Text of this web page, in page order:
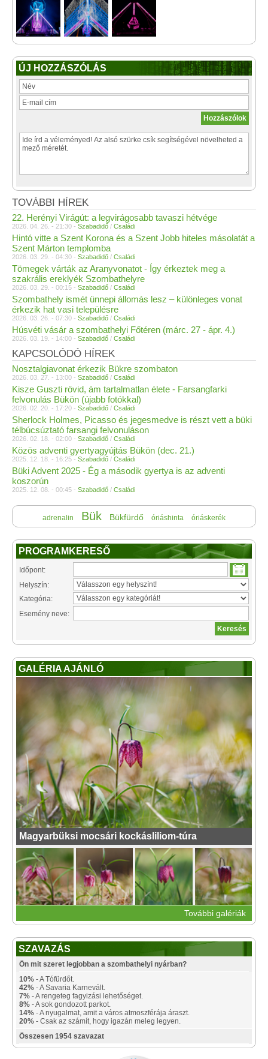
ÚJ HOZZÁSZÓLÁS
TOVÁBBI HÍREK
22. Herényi Virágút: a legvirágosabb tavaszi hétvége
2026. 04. 26. - 21:30 - Szabadidő / Családi
Hintó vitte a Szent Korona és a Szent Jobb hiteles másolatát a
Szent Márton templomba
2026. 03. 29. - 04:30 - Szabadidő / Családi
Tömegek várták az Aranyvonatot - Így érkeztek meg a
szakrális ereklyék Szombathelyre
2026. 03. 29. - 00:15 - Szabadidő / Családi
Szombathely ismét ünnepi állomás lesz – különleges vonat
érkezik hat vasi településre
2026. 03. 26. - 07:30 - Szabadidő / Családi
Húsvéti vásár a szombathelyi Főtéren (márc. 27 - ápr. 4.)
2026. 03. 19. - 14:00 - Szabadidő / Családi
KAPCSOLÓDÓ HÍREK
Nosztalgiavonat érkezik Bükre szombaton
2026. 03. 27. - 13:00 - Szabadidő / Családi
Kisze Guszti rövid, ám tartalmatlan élete - Farsangfarki
felvonulás Bükön (újabb fotókkal)
2026. 02. 20. - 17:20 - Szabadidő / Családi
Sherlock Holmes, Picasso és jegesmedve is részt vett a büki
télbúcsúztató farsangi felvonuláson
2026. 02. 18. - 02:00 - Szabadidő / Családi
Közös adventi gyertyagyújtás Bükön (dec. 21.)
2025. 12. 18. - 16:25 - Szabadidő / Családi
Büki Advent 2025 - Ég a második gyertya is az adventi
koszorún
2025. 12. 08. - 00:45 - Szabadidő / Családi
adrenalin Bük Bükfürdő óriáshinta óriáskerék
PROGRAMKERESŐ
Időpont:
Helyszín:
Kategória:
Esemény neve:
GALÉRIA AJÁNLÓ
Magyarbüksi mocsári kockásliliom-túra
További galériák
SZAVAZÁS
Ön mit szeret legjobban a szombathelyi nyárban?
10% - A Tófürdőt.
42% - A Savaria Karnevált.
7% - A rengeteg fagyizási lehetőséget.
8% - A sok gondozott parkot.
14% - A nyugalmat, amit a város atmoszférája áraszt.
20% - Csak az számít, hogy igazán meleg legyen.
Összesen 1954 szavazat